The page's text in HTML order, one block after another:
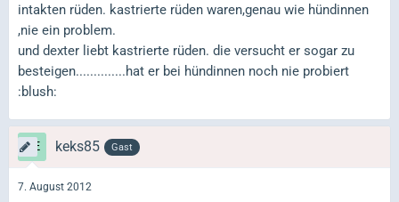
intakten rüden. kastrierte rüden waren,genau wie hündinnen
,nie ein problem.
und dexter liebt kastrierte rüden. die versucht er sogar zu
besteigen..............hat er bei hündinnen noch nie probiert
:blush:
keks85 Gast
7. August 2012